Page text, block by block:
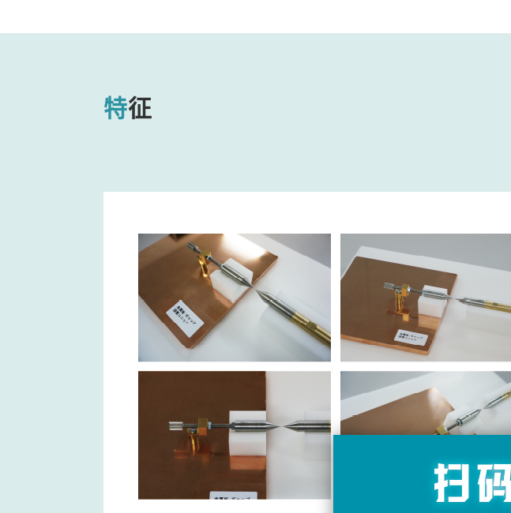
特征
自动扫描EMC 测量系统 (EPS系列)